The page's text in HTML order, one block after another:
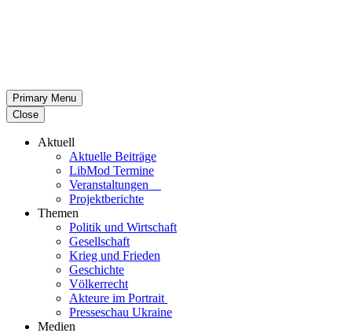
Primary Menu
Close
Aktuell
Aktu­elle Beiträge
LibMod Termine
Ver­an­stal­tun­gen
Pro­jekt­be­richte
Themen
Politik und Wirtschaft
Gesell­schaft
Krieg und Frieden
Geschichte
Völ­ker­recht
Akteure im Portrait
Pres­se­schau Ukraine
Medien